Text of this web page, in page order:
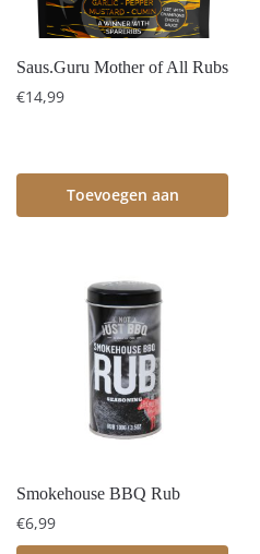
Saus.Guru Mother of All Rubs
€14,99
Toevoegen aan
Smokehouse BBQ Rub
€6,99